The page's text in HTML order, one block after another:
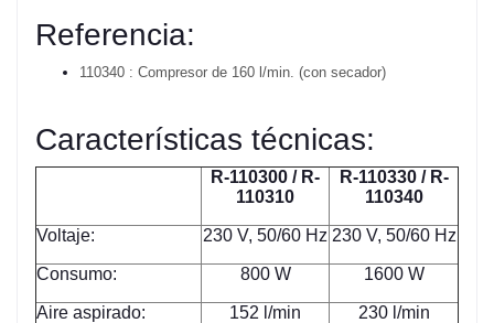
Referencia:
110340 : Compresor de 160 l/min. (con secador)
Características técnicas:
R-110300 / R-
110310
R-110330 / R-
110340
Voltaje: 230 V, 50/60 Hz 230 V, 50/60 Hz
Consumo: 800 W 1600 W
Aire aspirado: 152 l/min 230 l/min